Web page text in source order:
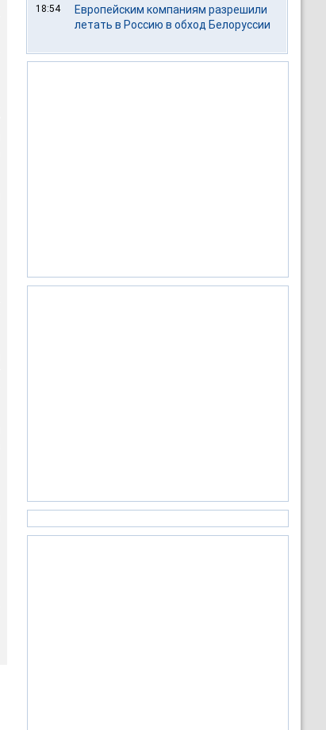
18:54
Европейским компаниям разрешили
летать в Россию в обход Белоруссии